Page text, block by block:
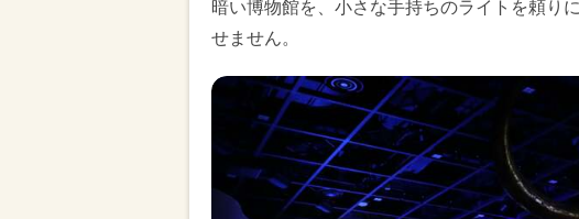
暗い博物館を、小さな手持ちのライトを頼り
せません。